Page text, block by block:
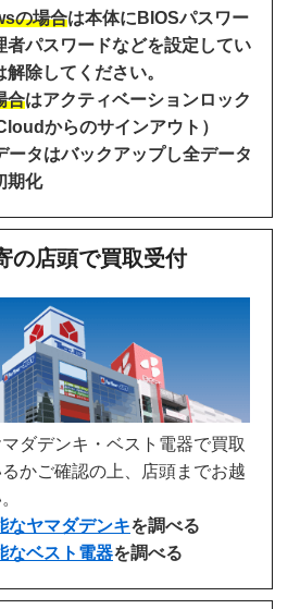
の場合は本体にBIOSパスワー
者パスワードなどを設定してい
解除してください。
合はアクティベーションロック
からのサインアウト）
ータはバックアップし全データ
期化
の店頭で買取受付
ダデンキ・ベスト電器で買取
かご確認の上、店頭までお越
なヤマダデンキを調べる
なベスト電器を調べる